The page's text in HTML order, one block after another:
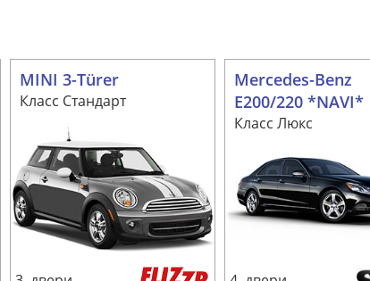
MINI 3-Türer
Класс Стандарт
Mercedes-Benz
E200/220 *NAVI*
Класс Люкс